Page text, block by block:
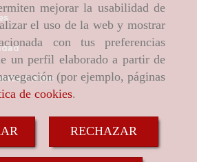
mejorar la usabilidad de
el uso de la web y mostrar
con tus preferencias
un perfil elaborado a partir de
(por ejemplo, páginas
de cookies.
RECHAZAR
Online